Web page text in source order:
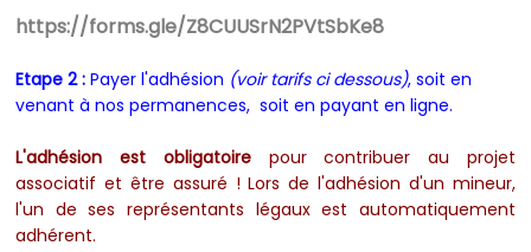
https://forms.gle/Z8CUUSrN2PVtSbKe8
Etape 2 : Payer l'adhésion (voir tarifs ci dessous), soit en
venant à nos permanences, soit en payant en ligne.
L'adhésion est obligatoirepour contribuer au projet
associatif et être assuré !Lors de l'adhésion d'un mineur,
l'un de ses représentants légaux est automatiquement
adhérent.